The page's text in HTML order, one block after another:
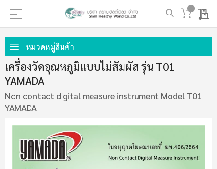
My
ไป
ที่
เนื้อหา
หมวดหมู่สินค้า
เครื่องวัดอุณหภูมิแบบไม่สัมผัส รุ่น T01
YAMADA
Non contact digital measure instrument Model T01
YAMADA
ไป
ส่วน